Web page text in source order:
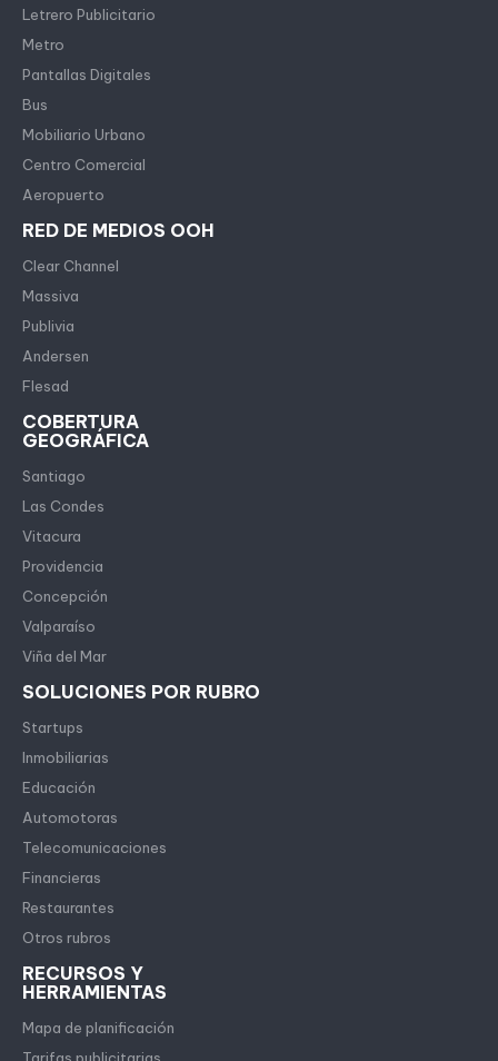
Letrero Publicitario
Metro
Pantallas Digitales
Bus
Mobiliario Urbano
Centro Comercial
Aeropuerto
RED DE MEDIOS OOH
Clear Channel
Massiva
Publivia
Andersen
Flesad
COBERTURA
GEOGRÁFICA
Santiago
Las Condes
Vitacura
Providencia
Concepción
Valparaíso
Viña del Mar
SOLUCIONES POR RUBRO
Startups
Inmobiliarias
Educación
Automotoras
Telecomunicaciones
Financieras
Restaurantes
Otros rubros
RECURSOS Y
HERRAMIENTAS
Mapa de planificación